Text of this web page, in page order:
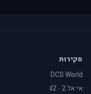
סקירות
DCS World
אי אל 2 - il2